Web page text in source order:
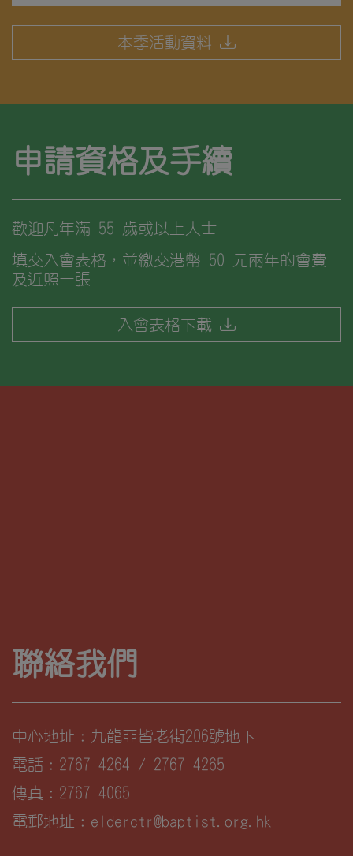
本季活動資料
申請資格及手續
歡迎凡年滿 55 歲或以上人士
填交入會表格，並繳交港幣 50 元兩年的會費
及近照一張
入會表格下載
聯絡我們
中心地址：九龍亞皆老街206號地下
電話：2767 4264 / 2767 4265
傳真：2767 4065
電郵地址： elderctr@baptist.org.hk